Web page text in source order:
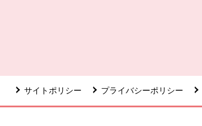
サイトポリシー プライバシーポリシー